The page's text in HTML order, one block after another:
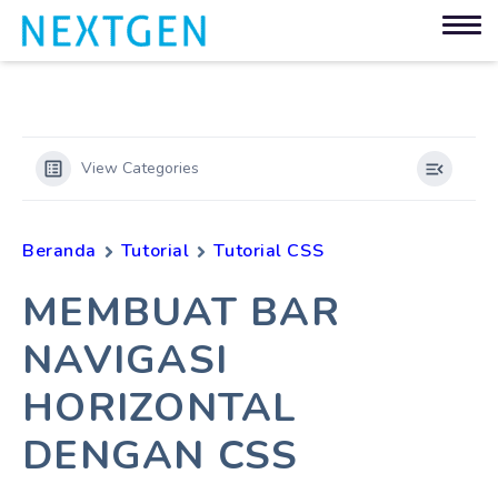
View Categories
Beranda Tutorial Tutorial CSS
MEMBUAT BAR
NAVIGASI
HORIZONTAL
DENGAN CSS